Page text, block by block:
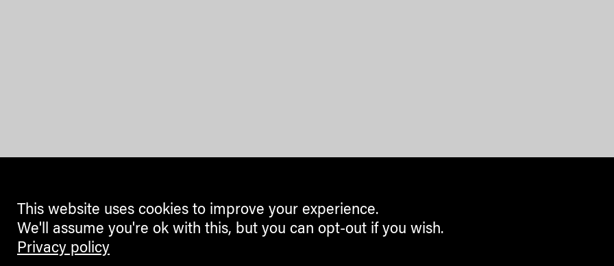
This website uses cookies to improve your experience.
We'll assume you're ok with this, but you can opt-out if you wish.
Privacy policy